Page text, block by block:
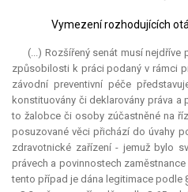
Vymezení rozhodujících
(...) Rozšířený senát musí
způsobilosti k práci podaný v rámci
závodní preventivní péče
konstituovány či deklarovány práva a
to žalobce či osoby zúčastněné na
posuzované věci přichází do úvahy
zdravotnické zařízení - jemuž bylo
právech a povinnostech
tento případ je dána legitimace podle